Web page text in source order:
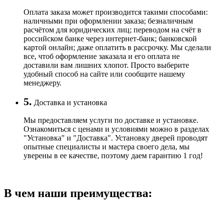
Оплата заказа может производится такими способами:
наличными при оформлении заказа; безналичным
расчётом для юридических лиц; переводом на счёт в
российском банке через интернет-банк; банковской
картой онлайн; даже оплатить в рассрочку. Мы сделали
все, чтоб оформление заказала и его оплата не
доставили вам лишних хлопот. Просто выберите
удобный способ на сайте или сообщите нашему
менеджеру.
5. Доставка и установка
Мы предоставляем услуги по доставке и установке.
Ознакомиться с ценами и условиями можно в разделах
"Установка" и "Доставка". Установку дверей проводят
опытные специалисты и мастера своего дела, мы
уверены в ее качестве, поэтому даем гарантию 1 год!
В чем наши преимущества: